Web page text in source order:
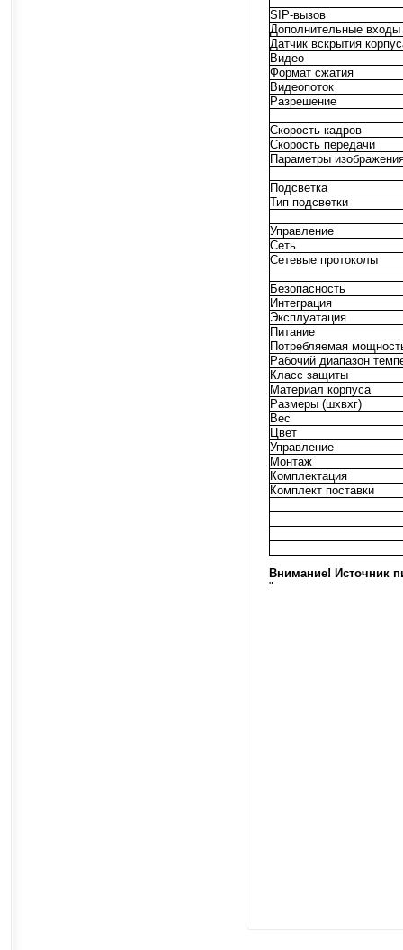
SIP-вызов
Дополнительные входы
Датчик вскрытия
Видео
Формат сжатия
Видеопоток
Разрешение
Скорость кадров
Скорость передачи
Параметры
Подсветка
Тип подсветки
Управление
Сеть
Сетевые протоколы
Безопасность
Интеграция
Эксплуатация
Питание
Потребляемая
Рабочий диапазон
Класс защиты
Материал корпуса
Размеры (шхвхг)
Вес
Цвет
Управление
Монтаж
Комплектация
Комплект поставки
Внимание! Источник
"